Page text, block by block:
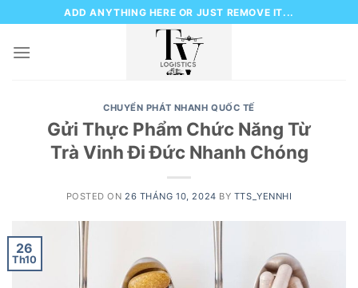
to
content
ADD ANYTHING HERE OR JUST REMOVE IT...
CHUYỂN PHÁT NHANH QUỐC TẾ
Gửi Thực Phẩm Chức Năng Từ
Trà Vinh Đi Đức Nhanh Chóng
POSTED ON 26 THÁNG 10, 2024 BY TTS_YENNHI
26
Th10